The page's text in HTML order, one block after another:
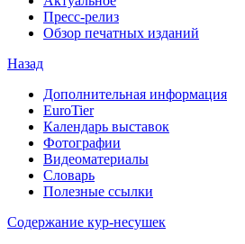
Пресс-релиз
Обзор печатных изданий
Назад
Дополнительная информация
EuroTier
Календарь выставок
Фотографии
Видеоматериалы
Словарь
Полезные ссылки
Содержание кур-несушек